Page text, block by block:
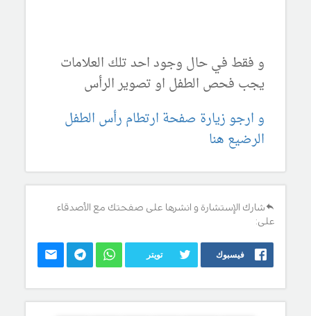
و فقط في حال وجود احد تلك العلامات
يجب فحص الطفل او تصوير الرأس
و ارجو زيارة صفحة ارتطام رأس الطفل
الرضيع هنا
شارك الإستشارة و انشرها على صفحتك مع الأصدقاء
على:
فيسبوك تويتر